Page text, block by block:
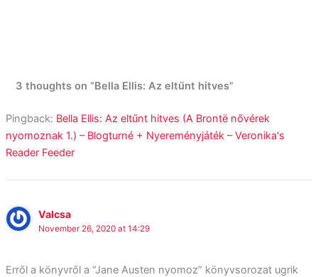
3 thoughts on “Bella Ellis: Az eltűnt hitves”
Pingback: Bella Ellis: Az eltűnt hitves (A Brontë nővérek
nyomoznak 1.) – Blogturné + Nyereményjáték – Veronika's
Reader Feeder
Valcsa
November 26, 2020 at 14:29
Erről a könyvről a “Jane Austen nyomoz” könyvsorozat ugrik